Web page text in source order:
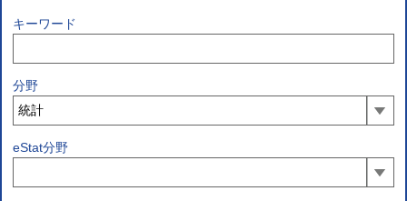
キーワード
分野
eStat分野